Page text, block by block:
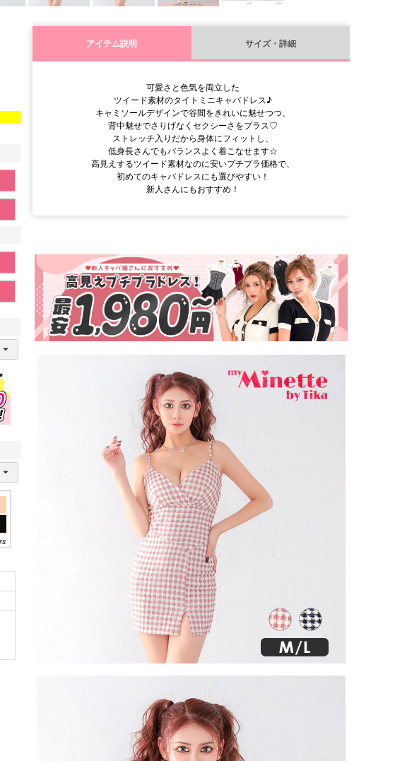
アイテム説明 サイズ・詳細
可愛さと色気を両立した
ツイード素材のタイトミニキャバドレス♪
キャミソールデザインで谷間をきれいに魅せつつ、
背中魅せでさりげなくセクシーさをプラス♡
ストレッチ入りだから身体にフィットし、
低身長さんでもバランスよく着こなせます☆
高見えするツイード素材なのに安いプチプラ価格で、
初めてのキャバドレスにも選びやすい！
新人さんにもおすすめ！